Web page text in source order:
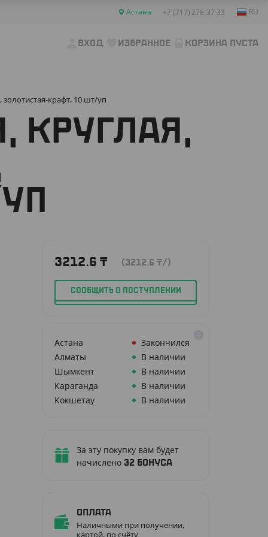
Астана +7 (717) 278-37-33 RU
ВХОД ИЗБРАННОЕ КОРЗИНА ПУСТА
крафт, 10 шт/уп
КРУГЛАЯ,
3212.6 ₸ (3212.6 ₸/)
СООБЩИТЬ О ПОСТУПЛЕНИИ
Астана
Закончился
Алматы
В наличии
Шымкент
В наличии
Караганда
В наличии
Кокшетау
В наличии
За эту покупку вам будет
начислено 32 бонуса
Оплата
Наличными при получении,
картой, по счёту